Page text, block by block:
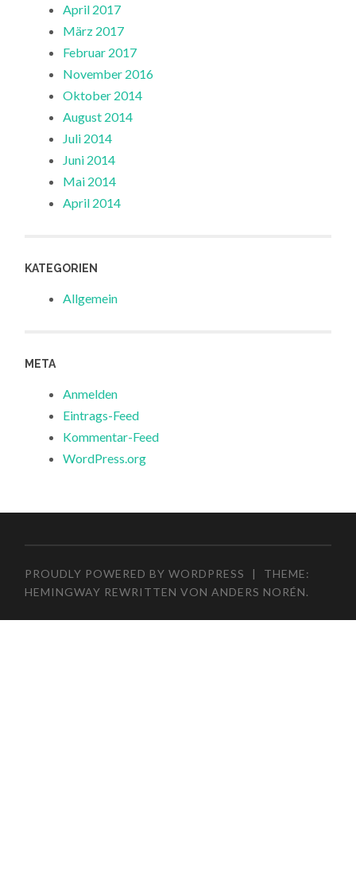
April 2017
März 2017
Februar 2017
November 2016
Oktober 2014
August 2014
Juli 2014
Juni 2014
Mai 2014
April 2014
KATEGORIEN
Allgemein
META
Anmelden
Eintrags-Feed
Kommentar-Feed
WordPress.org
PROUDLY POWERED BY WORDPRESS
THEME:
HEMINGWAY REWRITTEN VONANDERS NORÉN.